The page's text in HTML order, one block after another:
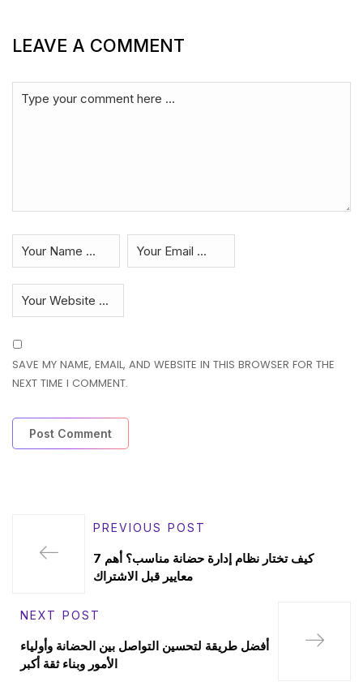
LEAVE A COMMENT
SAVE MY NAME, EMAIL, AND WEBSITE IN THIS BROWSER FOR THE
NEXT TIME I COMMENT.
PREVIOUS POST
كيف تختار نظام إدارة حضانة مناسب؟ أهم 7
معايير قبل الاشتراك
NEXT POST
أفضل طريقة لتحسين التواصل بين الحضانة وأولياء
الأمور وبناء ثقة أكبر